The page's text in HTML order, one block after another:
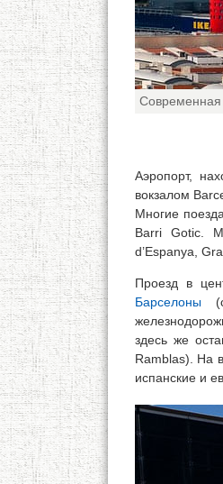
Аэропорт,
вокзалом
Многие
Barri Gotic.
d’Espanya,
Проезд в
Барселоны
здесь же
Ramblas). На
испанские и